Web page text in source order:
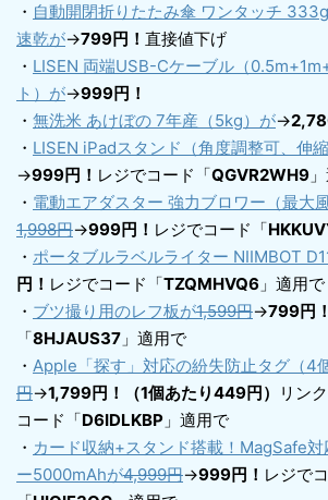
・ 自動開閉折りたたみ傘 ワンタッチ
速乾が→799円！ 直接値下げ
・ LISEN 両端USB-Cケーブル（
ト）が→999円！
・ 無洗米 あけぼの 7年産（5kg）が→
・ LISEN iPadスタンド（角度調整可、伸
→999円！ レジでコード「QGVR2WH9
・ 電動エアダスター 強力ブロワー（最大
1,998円→999円！ レジでコード「
・ ポータブルラベルライター NIIMBOT
円！ レジでコード「TZQMHVQ6 」適用で
・ ブツ撮り用のレフ板が1,599円→799円！
「8HJAUS37 」適用で
・ Apple「探す」対応の紛失防止タグ（4
円→1,799円！（1個あたり449円）
リン
コード「D6IDLKBP 」適用で
・ カード収納+スタンド搭載！MagSafe対
ー5000mAhが4,999円→999円！ レジで